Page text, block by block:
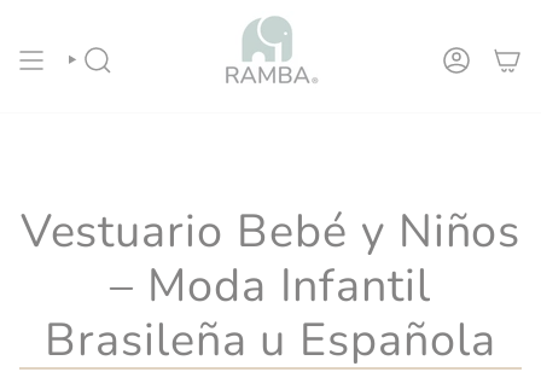
contenido
⚡ ENVÍO GRATIS TODO CHILE POR COMPRAS
BÚSQUEDA CUENTA
Vestuario Bebé y Niños
– Moda Infantil
Brasileña u Española